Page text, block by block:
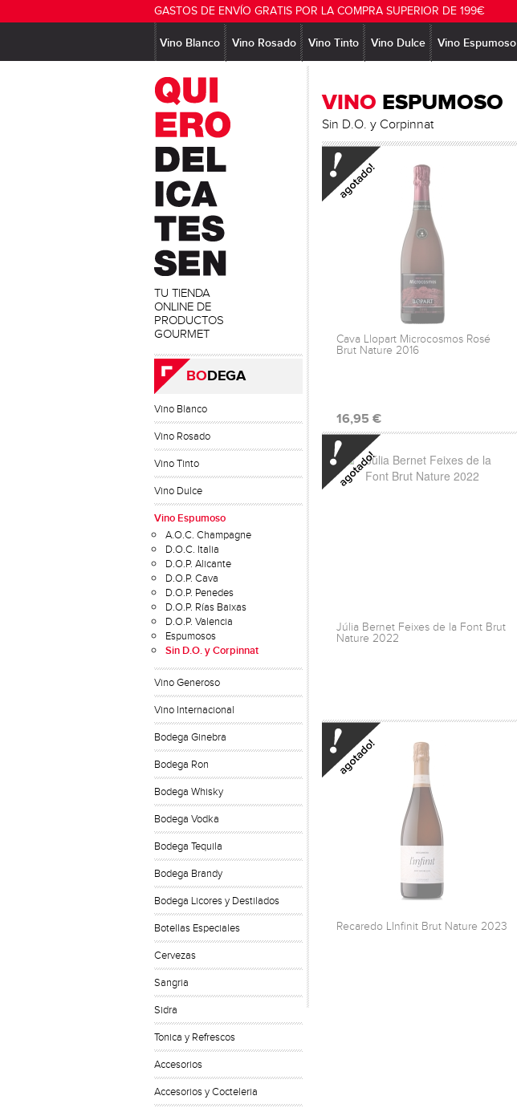
GASTOS DE ENVÍO GRATIS POR LA COMPRA SUPERIOR DE 199€
Vino Blanco Vino Rosado Vino Tinto Vino Dulce Vino Espumoso
TU TIENDA
ONLINE DE
PRODUCTOS
GOURMET
BODEGA
Vino Blanco
Vino Rosado
Vino Tinto
Vino Dulce
Vino Espumoso
A.O.C. Champagne
D.O.C. Italia
D.O.P. Alicante
D.O.P. Cava
D.O.P. Penedes
D.O.P. Rías Baixas
D.O.P. Valencia
Espumosos
Sin D.O. y Corpinnat
Vino Generoso
Vino Internacional
Bodega Ginebra
Bodega Ron
Bodega Whisky
Bodega Vodka
Bodega Tequila
Bodega Brandy
Bodega Licores y Destilados
Botellas Especiales
Cervezas
Sangria
Sidra
Tonica y Refrescos
Accesorios
Accesorios y Cocteleria
VINO ESPUMOSO
Sin D.O. y Corpinnat
Cava Llopart Microcosmos Rosé
Brut Nature 2016
16,95 €
Júlia Bernet Feixes de la Font Brut
Nature 2022
Recaredo LInfinit Brut Nature 2023